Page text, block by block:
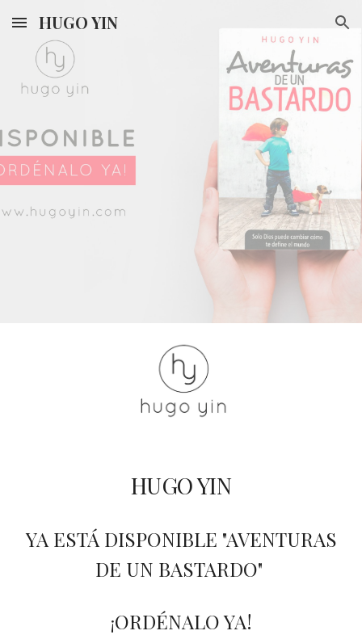
Skip to main content Skip to navigation
HUGO YIN
HUGO YIN
YA ESTÁ DISPONIBLE "AVENTURAS
DE UN BASTARDO"
¡ORDÉNALO YA!